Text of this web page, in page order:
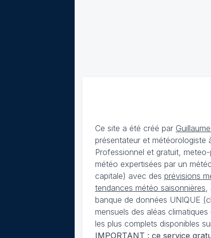
Ce site a été créé par
présentateur et météorologiste
Professionnel et gratuit,
météo expertisées par un
capitale) avec des prévisions
tendances météo saisonnières
banque de données UNIQUE (
mensuels des aléas
les plus complets disponibles
IMPORTANT : ce service